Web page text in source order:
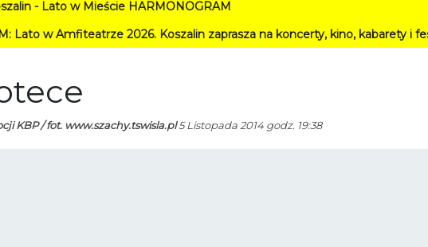
w Mieście HARMONOGRAM
2026. Koszalin zaprasza na koncerty, kino, kabarety i festiwale
KBP / fot. www.szachy.tswisla.pl5 Listopada 2014 godz. 19:38